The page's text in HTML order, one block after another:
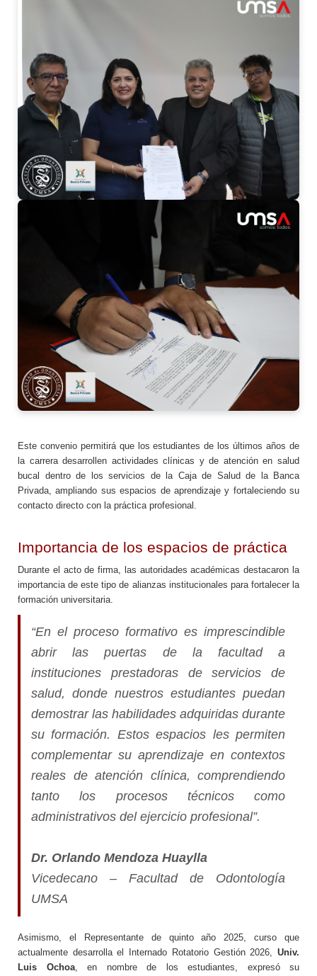
Este convenio permitirá que los estudiantes de los últimos años de
la carrera desarrollen actividades clínicas y de atención en salud
bucal dentro de los servicios de la Caja de Salud de la Banca
Privada, ampliando sus espacios de aprendizaje y fortaleciendo su
contacto directo con la práctica profesional.
Importancia de los espacios de práctica
Durante el acto de firma, las autoridades académicas destacaron la
importancia de este tipo de alianzas institucionales para fortalecer la
formación universitaria.
“En el proceso formativo es imprescindible
abrir las puertas de la facultad a
instituciones prestadoras de servicios de
salud, donde nuestros estudiantes puedan
demostrar las habilidades adquiridas durante
su formación. Estos espacios les permiten
complementar su aprendizaje en contextos
reales de atención clínica, comprendiendo
tanto los procesos técnicos como
administrativos del ejercicio profesional”.
Dr. Orlando Mendoza Huaylla
Vicedecano – Facultad de Odontología
UMSA
Asimismo, el Representante de quinto año 2025, curso que
actualmente desarrolla el Internado Rotatorio Gestión 2026, Univ.
Luis Ochoa, en nombre de los estudiantes, expresó su